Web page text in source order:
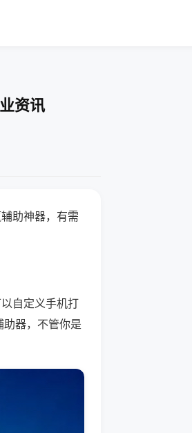
资讯
助神器，有需
自定义手机打
器，不管你是